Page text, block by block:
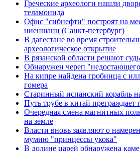
Греческие археологи нашли
теламонида
Офис "сибнефти" построят на
ниеншанц (Санкт-петербург)
В дагестане во время
археологическое открытие
В рязанской области решают
Обнаружен череп
На кипре найдена гробница с
гомера
Старинный испанский корабль
Путь трубе в китай
Очередная смена магнитных
на земле
Власти вновь заявляют о
мумию "принцессы укока"
В долине царей обнаружена